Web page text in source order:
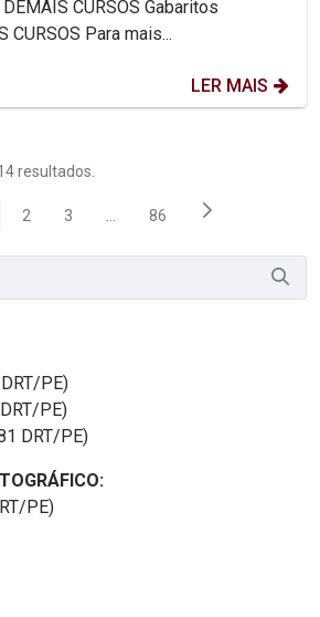
MEDICINA DEMAIS CURSOS Para mais...
LER MAIS
resultados.
Página
2 Página
3 Páginas intermediárias Usar
Página
86
PE)
PE)
DRT/PE)
PE)